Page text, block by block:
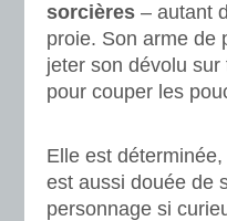
sorcières – autant
proie. Son arme de
jeter son dévolu
pour couper les
Elle est
est aussi douée de
personnage si